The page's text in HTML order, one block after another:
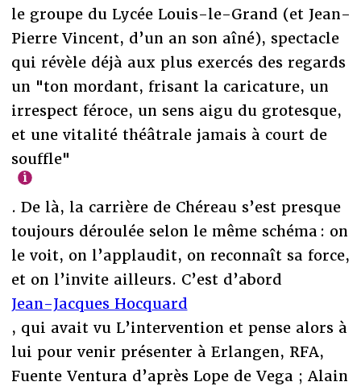
le groupe du Lycée Louis-le-Grand (et Jean-
Pierre Vincent, d’un an son aîné), spectacle
qui révèle déjà aux plus exercés des regards
un "ton mordant, frisant la caricature, un
irrespect féroce, un sens aigu du grotesque,
et une vitalité théâtrale jamais à court de
souffle"
. De là, la carrière de Chéreau s’est presque
toujours déroulée selon le même schéma : on
le voit, on l’applaudit, on reconnaît sa force,
et on l’invite ailleurs. C’est d’abord
Jean-Jacques Hocquard
, qui avait vu L’intervention et pense alors à
lui pour venir présenter à Erlangen, RFA,
Fuente Ventura d’après Lope de Vega ; Alain